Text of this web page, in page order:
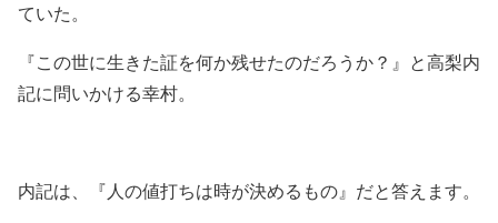
ていた。
『この世に生きた証を何か残せたのだろうか？』と高梨内
記に問いかける幸村。
内記は、『人の値打ちは時が決めるもの』だと答えます。